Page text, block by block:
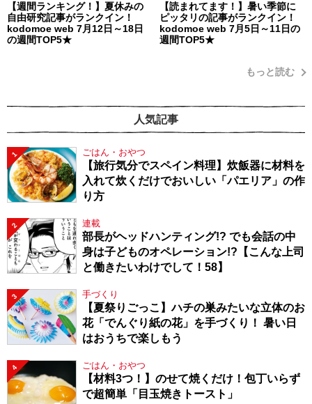
【週間ランキング！】夏休みの
自由研究記事がランクイン！
kodomoe web 7月12日～18日
の週間TOP5★
【読まれてます！】暑い季節に
ピッタリの記事がランクイン！
kodomoe web 7月5日～11日の
週間TOP5★
もっと読む
人気記事
1 ごはん・おやつ
【旅行気分でスペイン料理】炊飯器に材料を
入れて炊くだけでおいしい「パエリア」の作
り方
2 連載
部長がヘッドハンティング!? でも会話の中
身は子どものオペレーション!?【こんな上司
と働きたいわけでして！58】
3 手づくり
【夏祭りごっこ】ハチの巣みたいな立体のお
花「でんぐり紙の花」を手づくり！ 暑い日
はおうちで楽しもう
4 ごはん・おやつ
【材料3つ！】のせて焼くだけ！包丁いらず
で超簡単「目玉焼きトースト」